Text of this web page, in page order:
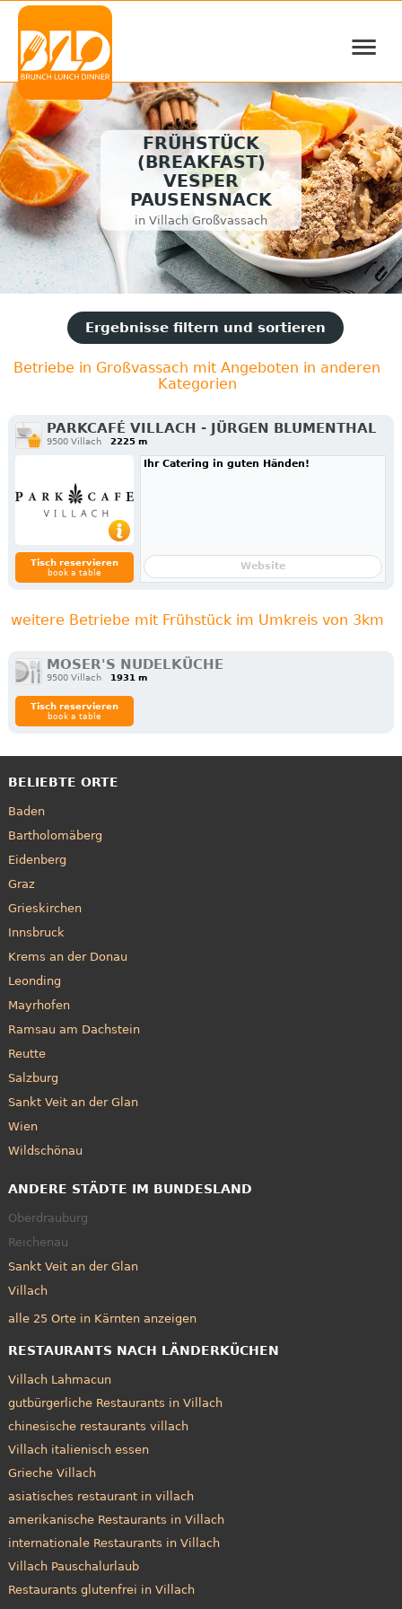
≡
FRÜHSTÜCK
(BREAKFAST)
VESPER
PAUSENSNACK
in Villach Großvassach
Ergebnisse filtern und sortieren
Betriebe in Großvassach mit Angeboten in anderen
Kategorien
PARKCAFÉ VILLACH - JÜRGEN BLUMENTHAL
9500 Villach 2225 m
Tisch reservieren
book a table
Ihr Catering in guten Händen!
Website
weitere Betriebe mit Frühstück im Umkreis von 3km
MOSER'S NUDELKÜCHE
9500 Villach 1931 m
Tisch reservieren
book a table
BELIEBTE ORTE
Baden
Bartholomäberg
Eidenberg
Graz
Grieskirchen
Innsbruck
Krems an der Donau
Leonding
Mayrhofen
Ramsau am Dachstein
Reutte
Salzburg
Sankt Veit an der Glan
Wien
Wildschönau
ANDERE STÄDTE IM BUNDESLAND
Oberdrauburg
Reichenau
Sankt Veit an der Glan
Villach
alle 25 Orte in Kärnten anzeigen
RESTAURANTS NACH LÄNDERKÜCHEN
Villach Lahmacun
gutbürgerliche Restaurants in Villach
chinesische restaurants villach
Villach italienisch essen
Grieche Villach
asiatisches restaurant in villach
amerikanische Restaurants in Villach
internationale Restaurants in Villach
Villach Pauschalurlaub
Restaurants glutenfrei in Villach